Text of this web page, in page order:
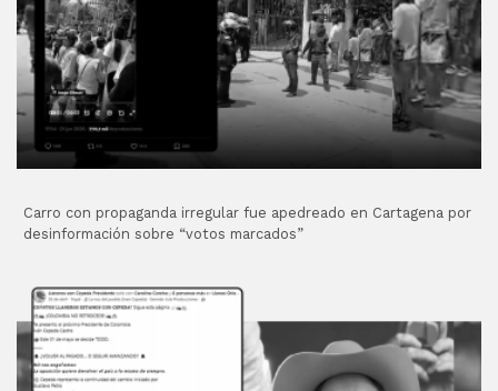
Carro con propaganda irregular fue apedreado en Cartagena por
desinformación sobre “votos marcados”